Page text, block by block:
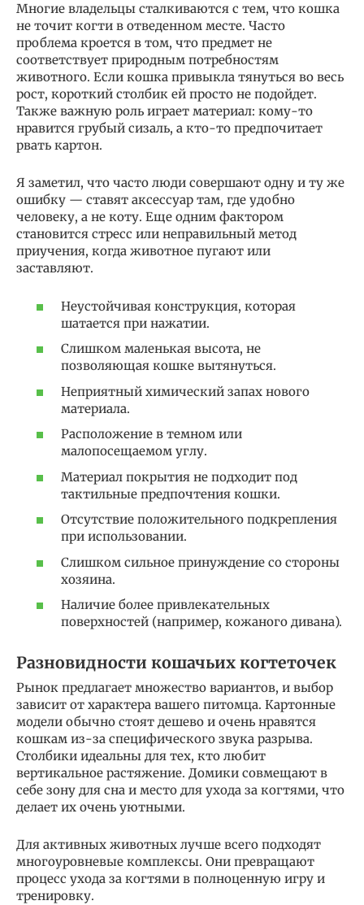
Многие владельцы сталкиваются с тем, что кошка
не точит когти в отведенном месте. Часто
проблема кроется в том, что предмет не
соответствует природным потребностям
животного. Если кошка привыкла тянуться во весь
рост, короткий столбик ей просто не подойдет.
Также важную роль играет материал: кому-то
нравится грубый сизаль, а кто-то предпочитает
рвать картон.
Я заметил, что часто люди совершают одну и ту же
ошибку — ставят аксессуар там, где удобно
человеку, а не коту. Еще одним фактором
становится стресс или неправильный метод
приучения, когда животное пугают или
заставляют.
Неустойчивая конструкция, которая
шатается при нажатии.
Слишком маленькая высота, не
позволяющая кошке вытянуться.
Неприятный химический запах нового
материала.
Расположение в темном или
малопосещаемом углу.
Материал покрытия не подходит под
тактильные предпочтения кошки.
Отсутствие положительного подкрепления
при использовании.
Слишком сильное принуждение со стороны
хозяина.
Наличие более привлекательных
поверхностей (например, кожаного дивана).
Разновидности кошачьих когтеточек
Рынок предлагает множество вариантов, и выбор
зависит от характера вашего питомца. Картонные
модели обычно стоят дешево и очень нравятся
кошкам из-за специфического звука разрыва.
Столбики идеальны для тех, кто любит
вертикальное растяжение. Домики совмещают в
себе зону для сна и место для ухода за когтями, что
делает их очень уютными.
Для активных животных лучше всего подходят
многоуровневые комплексы. Они превращают
процесс ухода за когтями в полноценную игру и
тренировку.